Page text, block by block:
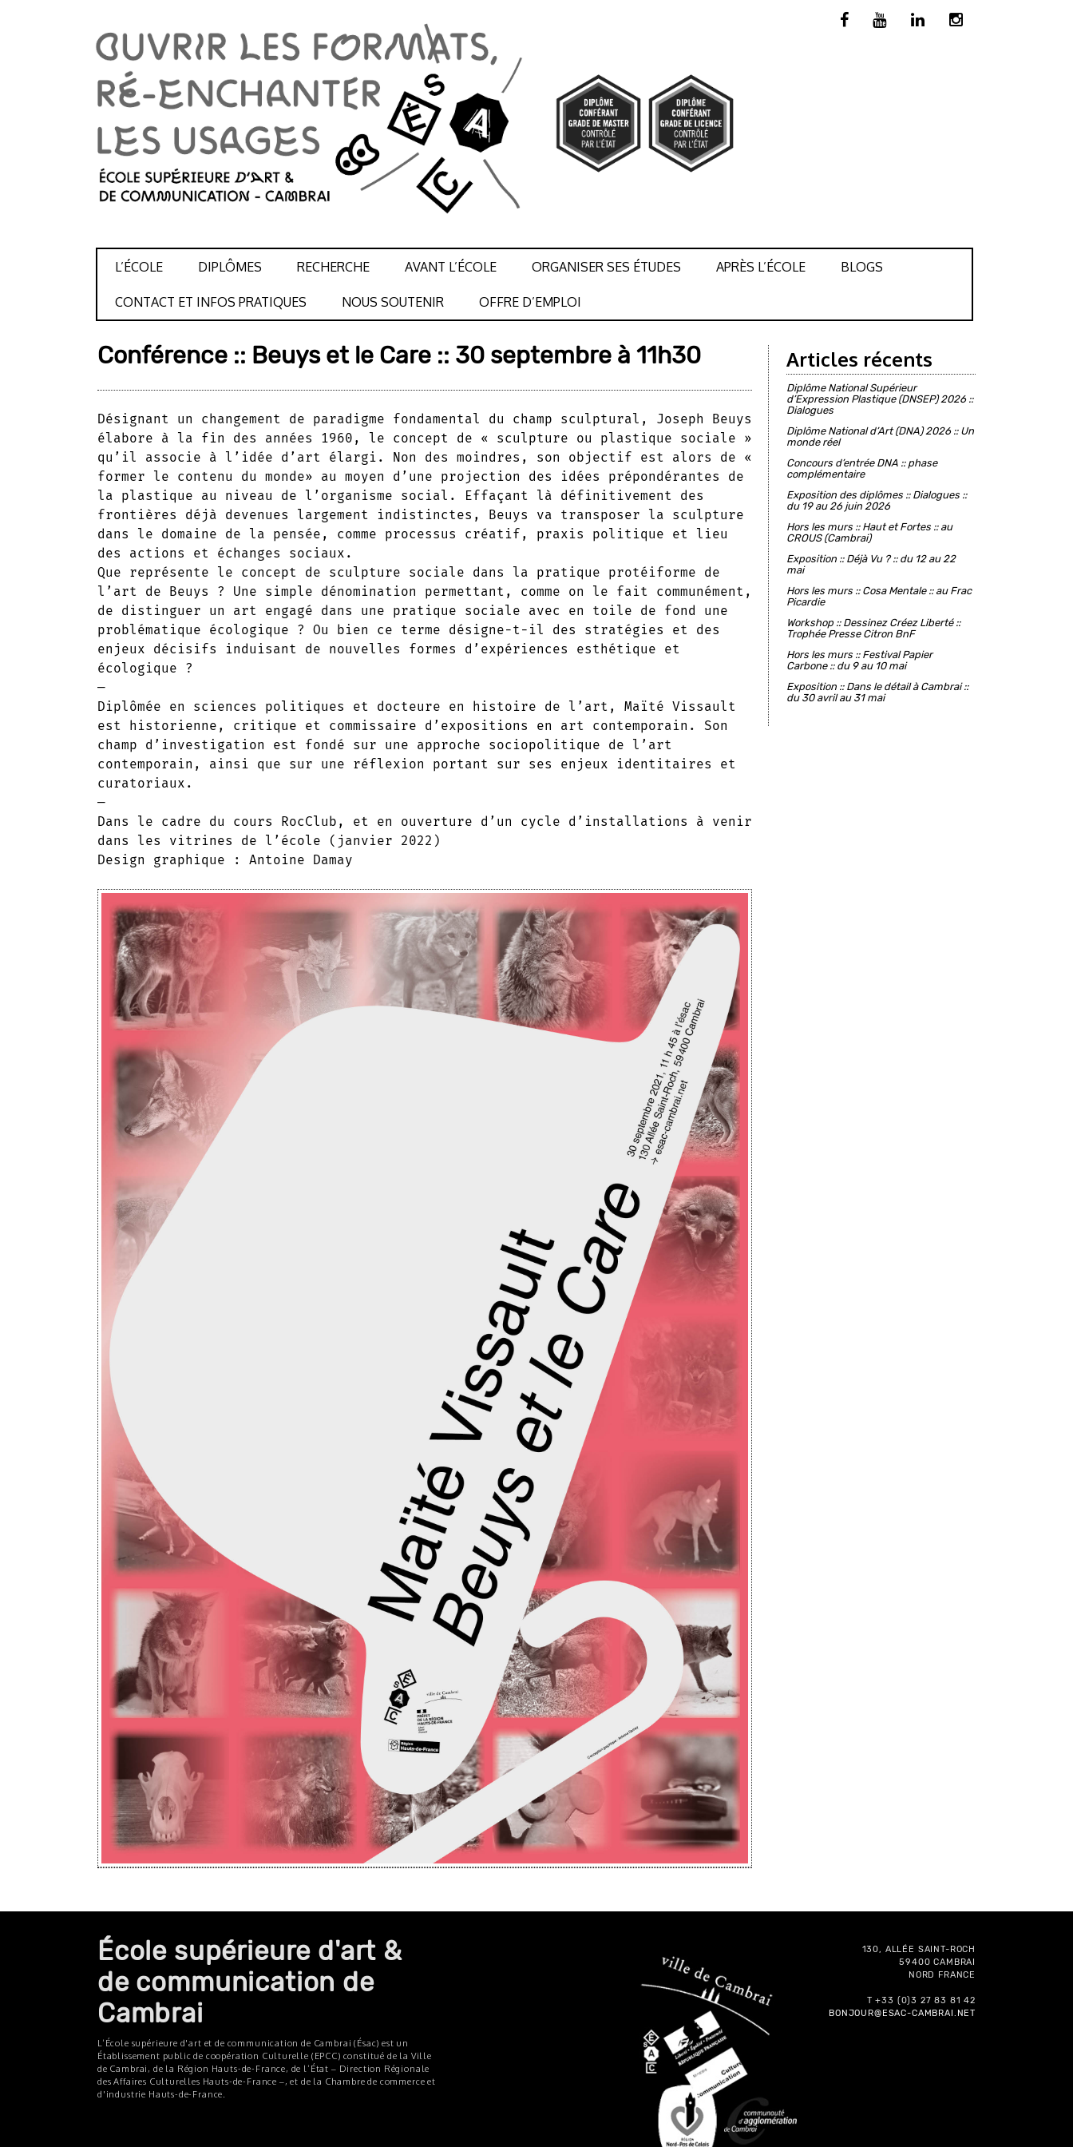
SKIP TO CONTENT
L’ÉCOLE DIPLÔMES RECHERCHE AVANT L’ÉCOLE ORGANISER SES ÉTUDES APRÈS L’ÉCOLE BLOGS
CONTACT ET INFOS PRATIQUES NOUS SOUTENIR OFFRE D’EMPLOI
Conférence :: Beuys et le Care :: 30 septembre à 11h30
Désignant un changement de paradigme fondamental du champ sculptural, Joseph Beuys
élabore à la fin des années 1960, le concept de « sculpture ou plastique sociale »
qu’il associe à l’idée d’art élargi. Non des moindres, son objectif est alors de «
former le contenu du monde» au moyen d’une projection des idées prépondérantes de
la plastique au niveau de l’organisme social. Effaçant là définitivement des
frontières déjà devenues largement indistinctes, Beuys va transposer la sculpture
dans le domaine de la pensée, comme processus créatif, praxis politique et lieu
des actions et échanges sociaux.
Que représente le concept de sculpture sociale dans la pratique protéiforme de
l’art de Beuys ? Une simple dénomination permettant, comme on le fait communément,
de distinguer un art engagé dans une pratique sociale avec en toile de fond une
problématique écologique ? Ou bien ce terme désigne-t-il des stratégies et des
enjeux décisifs induisant de nouvelles formes d’expériences esthétique et
écologique ?
—
Diplômée en sciences politiques et docteure en histoire de l’art, Maïté Vissault
est historienne, critique et commissaire d’expositions en art contemporain. Son
champ d’investigation est fondé sur une approche sociopolitique de l’art
contemporain, ainsi que sur une réflexion portant sur ses enjeux identitaires et
curatoriaux.
—
Dans le cadre du cours RocClub, et en ouverture d’un cycle d’installations à venir
dans les vitrines de l’école (janvier 2022)
Design graphique : Antoine Damay
Articles récents
Diplôme National Supérieur
d’Expression Plastique (DNSEP) 2026 ::
Dialogues
Diplôme National d’Art (DNA) 2026 :: Un
monde réel
Concours d’entrée DNA :: phase
complémentaire
Exposition des diplômes :: Dialogues ::
du 19 au 26 juin 2026
Hors les murs :: Haut et Fortes :: au
CROUS (Cambrai)
Exposition :: Déjà Vu ? :: du 12 au 22
mai
Hors les murs :: Cosa Mentale :: au Frac
Picardie
Workshop :: Dessinez Créez Liberté ::
Trophée Presse Citron BnF
Hors les murs :: Festival Papier
Carbone :: du 9 au 10 mai
Exposition :: Dans le détail à Cambrai ::
du 30 avril au 31 mai
École supérieure d'art &
de communication de
Cambrai
L’École supérieure d'art et de communication de Cambrai (Ésac) est un
Établissement public de coopération Culturelle (EPCC) constitué de la Ville
de Cambrai, de la Région Hauts-de-France, de l’État – Direction Régionale
des Affaires Culturelles Hauts-de-France –, et de la Chambre de commerce et
d'industrie Hauts-de-France.
130, ALLÉE SAINT-ROCH
59400 CAMBRAI
NORD FRANCE
T +33 (0)3 27 83 81 42
BONJOUR@ESAC-CAMBRAI.NET